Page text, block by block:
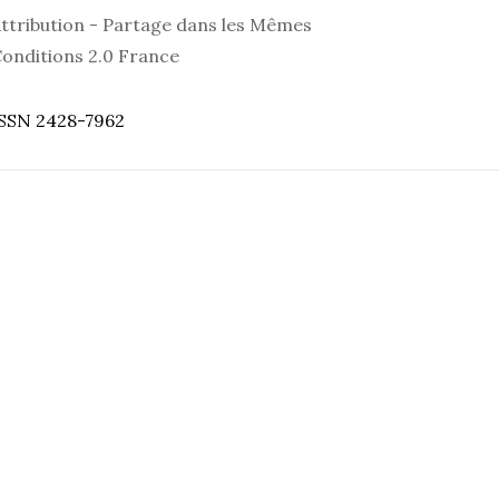
- Partage dans les Mêmes
2.0 France
2428-7962